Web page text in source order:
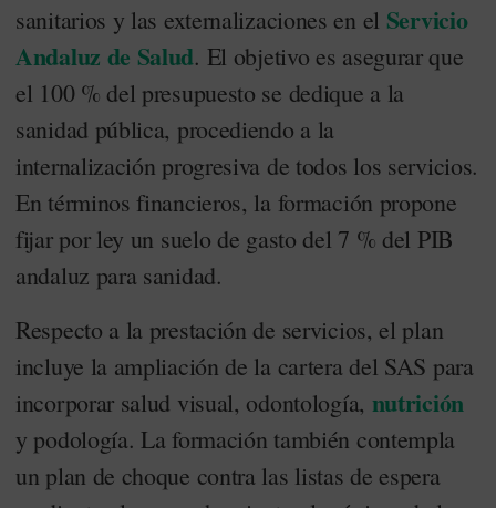
sanitarios y las externalizaciones en el Servicio
Andaluz de Salud. El objetivo es asegurar que
el 100 % del presupuesto se dedique a la
sanidad pública, procediendo a la
internalización progresiva de todos los servicios.
En términos financieros, la formación propone
fijar por ley un suelo de gasto del 7 % del PIB
andaluz para sanidad.
Respecto a la prestación de servicios, el plan
incluye la ampliación de la cartera del SAS para
incorporar salud visual, odontología, nutrición
y podología. La formación también contempla
un plan de choque contra las listas de espera